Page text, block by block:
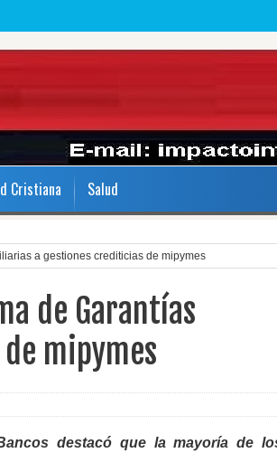
Cristiana Salud
a gestiones crediticias de mipymes
de Garantías
mipymes
destacó que la mayoría de